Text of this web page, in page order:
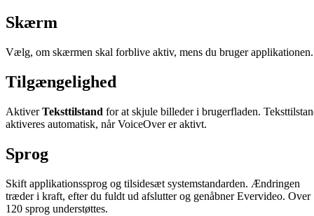
Skærm
Vælg, om skærmen skal forblive aktiv, mens du bruger applikationen.
Tilgængelighed
AktiverTeksttilstand for at skjule billeder i brugerfladen.
aktiveres automatisk, når VoiceOver er aktivt.
Sprog
Skift applikationssprog og tilsidesæt systemstandarden. Ændringen
træder i kraft, efter du fuldt ud afslutter og genåbner Evervideo. Over
120 sprog understøttes.